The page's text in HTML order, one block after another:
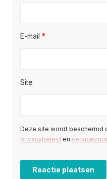
E-mail *
Site
Deze site wordt beschermd
privacybeleid en